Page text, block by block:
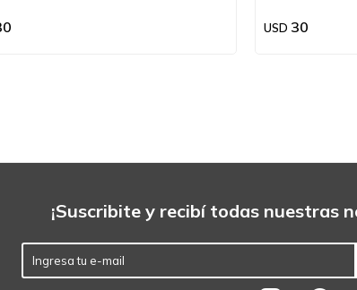
USD 30
¡Suscribite y recibí todas nuestras